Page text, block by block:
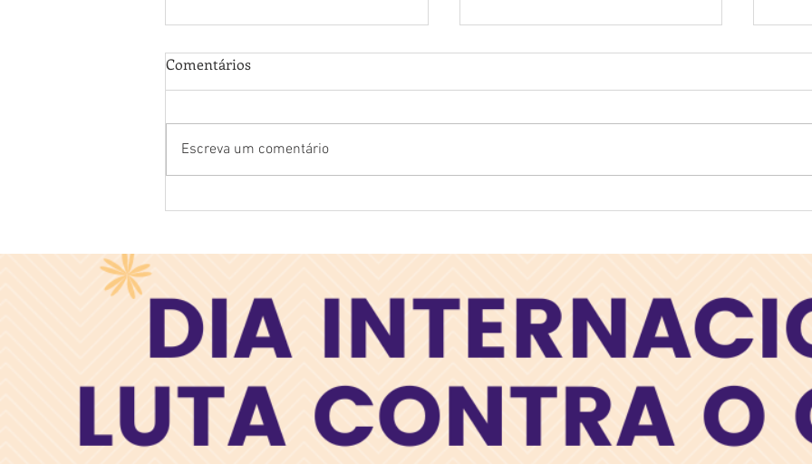
Medida certa: A importância
arterial
💓 14 de Agosto – Dia do
Comentários
Escreva um comentário